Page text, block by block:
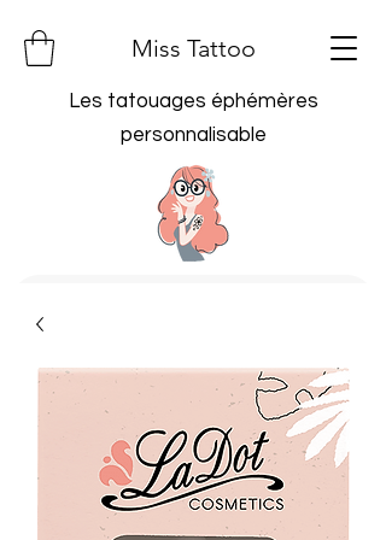
Miss Tattoo
Les tatouages éphémères
personnalisable